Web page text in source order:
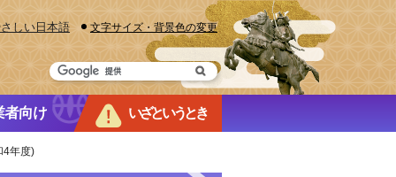
しい日本語 文字サイズ・背景色の変更
者向け いざというとき
4年度)